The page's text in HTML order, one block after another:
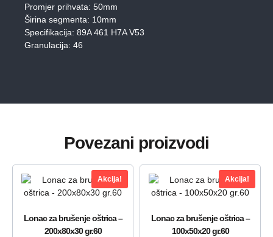
Promjer prihvata: 50mm
Širina segmenta: 10mm
Specifikacija: 89A 461 H7A V53
Granulacija: 46
Povezani proizvodi
Akcija!
Lonac za brušenje oštrica –
200x80x30 gr.60
Akcija!
Lonac za brušenje oštrica –
100x50x20 gr.60